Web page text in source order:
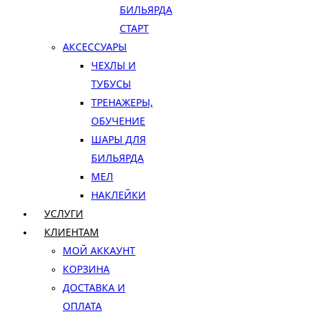
БИЛЬЯРДА
СТАРТ
АКСЕССУАРЫ
ЧЕХЛЫ И
ТУБУСЫ
ТРЕНАЖЕРЫ,
ОБУЧЕНИЕ
ШАРЫ ДЛЯ
БИЛЬЯРДА
МЕЛ
НАКЛЕЙКИ
УСЛУГИ
КЛИЕНТАМ
МОЙ АККАУНТ
КОРЗИНА
ДОСТАВКА И
ОПЛАТА